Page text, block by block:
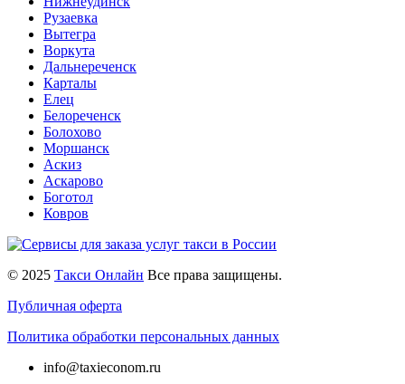
Рузаевка
Вытегра
Воркута
Дальнереченск
Карталы
Елец
Белореченск
Болохово
Моршанск
Аскиз
Аскарово
Боготол
Ковров
© 2025 Такси Онлайн Все права защищены.
Публичная оферта
Политика обработки персональных данных
info@taxieconom.ru